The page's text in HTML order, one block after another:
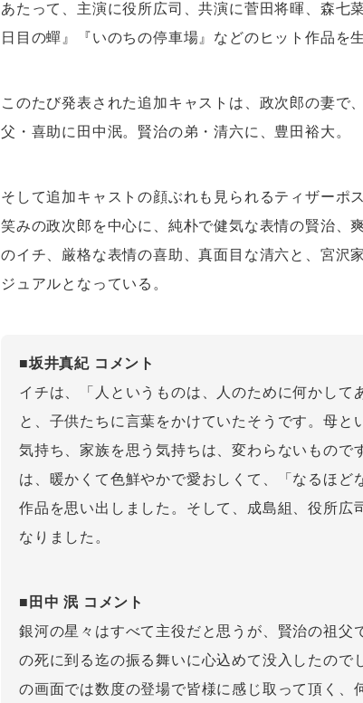
あたって、主演に役所広司、共演に菅田将暉、森七
日目の蟬』『いのちの停車場』などのヒット作品を
このたび発表された追加キャストは、政次郎の妻で
父・喜助に田中泯。賢治の弟・清六に、豊田裕大。
そして追加キャストの顔ぶれも見られるティザーポ
笑みの政次郎を中心に、純朴で健気な表情の賢治、
のイチ、厳格な表情の喜助、真面目な清六と、宮沢
ジュアルとなっている。
■坂井真紀 コメント
イチは、「人というものは、人のために何かして
と、子供たちに言葉をかけていたそうです。母と
気持ち、家族を思う気持ちは、変わらないもので
は、暖かくて色鮮やかで愛おしくて、「なるほど
作品を思い出しました。そして、成島組、役所広
なりました。
■田中 泯 コメント
銀河の星々はすべて主役だと思うが、賢治の祖父
の死に到る迄の振る舞いに心込めて没入したので
の画面では数度の登場で皆様に感じ取って頂く、